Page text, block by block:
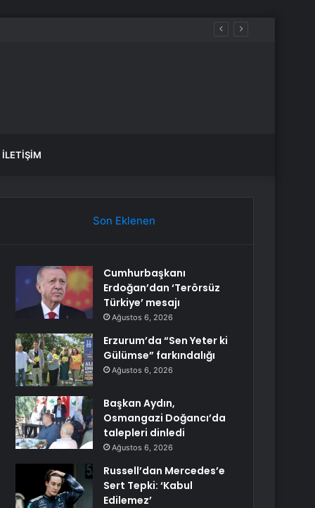
İLETIŞIM
Son Eklenen
Cumhurbaşkanı
Erdoğan’dan ‘Terörsüz
Türkiye’ mesajı
Ağustos 6, 2026
Erzurum’da “Sen Yeter ki
Gülümse” farkındalığı
Ağustos 6, 2026
Başkan Aydın,
Osmangazi Doğancı’da
talepleri dinledi
Ağustos 6, 2026
Russell’dan Mercedes’e
Sert Tepki: ‘Kabul
Edilemez’